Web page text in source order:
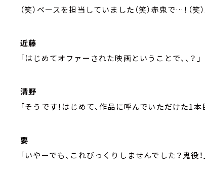
（笑）ベースを担当していました（笑）赤鬼で…！（笑）
近藤
「はじめてオファーされた映画ということで、、？」
清野
「そうです！はじめて、作品に呼んでいただけた1本
要
「いやーでも、これびっくりしませんでした？鬼役！